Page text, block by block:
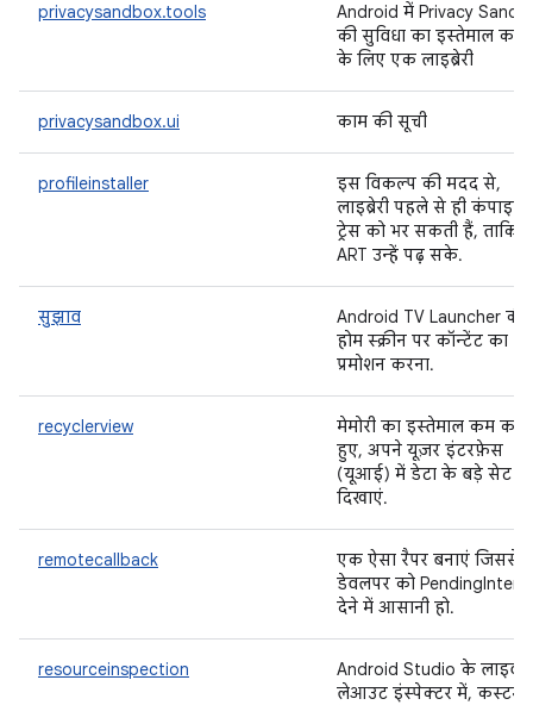
privacysandbox.tools
Android में Privacy
की सुविधा का इस्तेमाल करने
के लिए एक लाइब्रेरी
privacysandbox.ui काम की सूची
profileinstaller
इस विकल्प की मदद से,
लाइब्रेरी पहले से ही
ट्रेस को भर सकती हैं, ताकि
ART उन्हें पढ़ सके.
सुझाव
Android TV Launcher की
होम स्क्रीन पर कॉन्टेंट का
प्रमोशन करना.
recyclerview
मेमोरी का इस्तेमाल कम करते
हुए, अपने यूज़र इंटरफ़ेस
(यूआई) में डेटा के बड़े सेट
दिखाएं.
remotecallback
एक ऐसा रैपर बनाएं जिससे
डेवलपर को PendingIntent
देने में आसानी हो.
resourceinspection
Android Studio के लाइव
लेआउट इंस्पेक्टर में, कस्टम